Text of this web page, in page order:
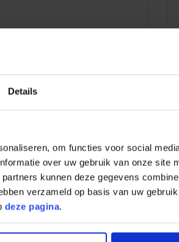
Details
om functies voor social
over uw gebruik van onze site
kunnen deze gegevens
verzameld op basis van uw
deze pagina.
8.8/ 10